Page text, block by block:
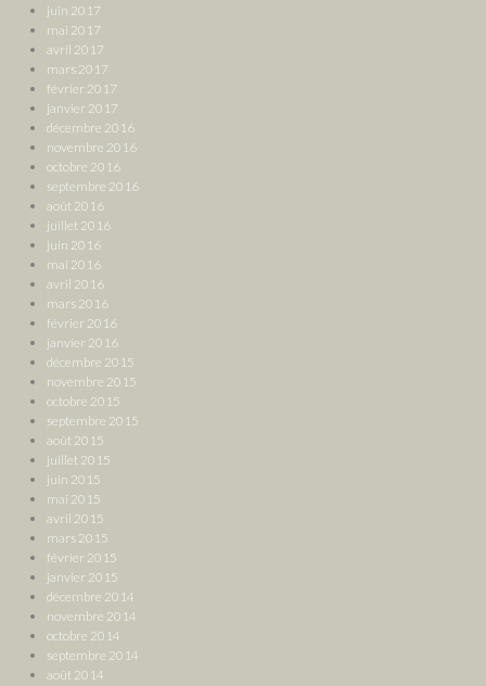
juin 2017
mai 2017
avril 2017
mars 2017
février 2017
janvier 2017
décembre 2016
novembre 2016
octobre 2016
septembre 2016
août 2016
juillet 2016
juin 2016
mai 2016
avril 2016
mars 2016
février 2016
janvier 2016
décembre 2015
novembre 2015
octobre 2015
septembre 2015
août 2015
juillet 2015
juin 2015
mai 2015
avril 2015
mars 2015
février 2015
janvier 2015
décembre 2014
novembre 2014
octobre 2014
septembre 2014
août 2014